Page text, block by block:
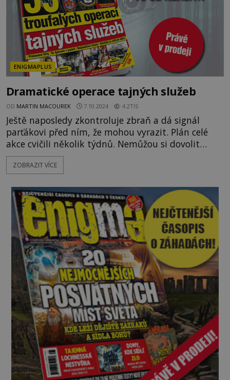
ENIGMAPLUS
Dramatické operace tajných služeb
OD MARTIN MACOUREK 7.10.2024 4.2TIS
Ještě naposledy zkontroluje zbraň a dá signál
parťákovi před ním, že mohou vyrazit. Plán celé
akce cvičili několik týdnů. Nemůžou si dovolit
sebemenší chybičku, jinak vše přijde vniveč. A
hlavně, pověst jejich tajné služby se otřese v
Speciál zažijete pořádně horké chvilky. Na paškál
jsme si totiž vzali operace tajných služeb, kde není
o drama, akc
ZOBRAZIT VÍCE